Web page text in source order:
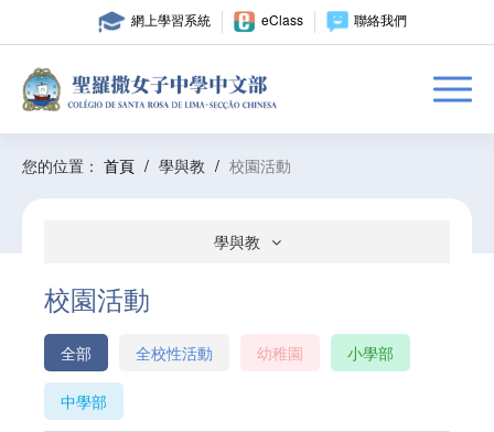
網上學習系統 eClass 聯絡我們
您的位置： 首頁 / 學與教 / 校園活動
學與教
校園活動
全部 全校性活動 幼稚園 小學部
中學部